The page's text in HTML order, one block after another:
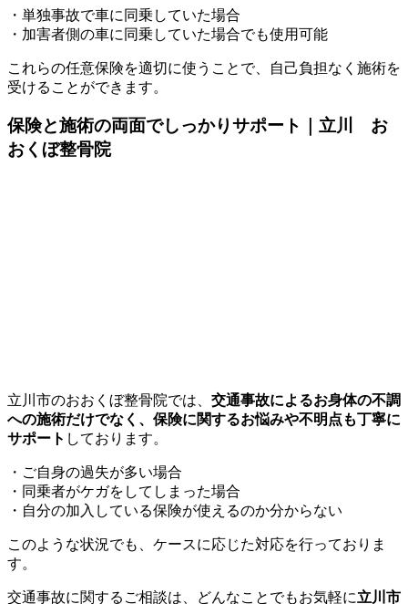
・単独事故で車に同乗していた場合
・加害者側の車に同乗していた場合でも使用可能
これらの任意保険を適切に使うことで、自己負担なく施術を
受けることができます。
保険と施術の両面でしっかりサポート｜立川 お
おくぼ整骨院
立川市のおおくぼ整骨院では、 交通事故によるお身体の不調
への施術だけでなく、保険に関するお悩みや不明点も丁寧に
サポート しております。
・ご自身の過失が多い場合
・同乗者がケガをしてしまった場合
・自分の加入している保険が使えるのか分からない
このような状況でも、ケースに応じた対応を行っておりま
す。
交通事故に関するご相談は、どんなことでもお気軽に立川市